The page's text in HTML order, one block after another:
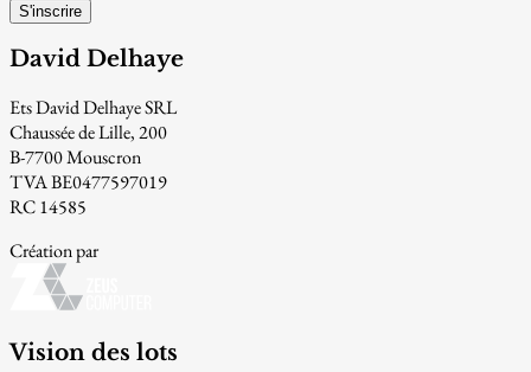
S'inscrire
David Delhaye
Ets David Delhaye SRL
Chaussée de Lille, 200
B-7700 Mouscron
TVA BE0477597019
RC 14585
Création par
Vision des lots